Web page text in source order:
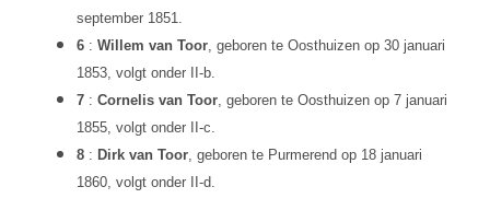
september 1851.
6 : Willem van Toor, geboren te Oosthuizen op 30 januari
1853, volgt onder II-b.
7 : Cornelis van Toor, geboren te Oosthuizen op 7 januari
1855, volgt onder II-c.
8 : Dirk van Toor, geboren te Purmerend op 18 januari
1860, volgt onder II-d.